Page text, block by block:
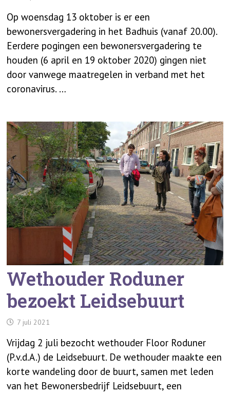
Op woensdag 13 oktober is er een
bewonersvergadering in het Badhuis (vanaf 20.00).
Eerdere pogingen een bewonersvergadering te
houden (6 april en 19 oktober 2020) gingen niet
door vanwege maatregelen in verband met het
coronavirus. …
Wethouder Roduner
bezoekt Leidsebuurt
7 juli 2021
Vrijdag 2 juli bezocht wethouder Floor Roduner
(P.v.d.A.) de Leidsebuurt. De wethouder maakte een
korte wandeling door de buurt, samen met leden
van het Bewonersbedrijf Leidsebuurt, een